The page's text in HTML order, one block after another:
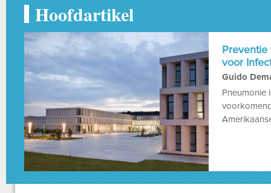
Hoofdartikel
voor
Guido
Pneumonie